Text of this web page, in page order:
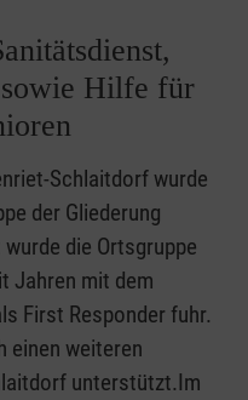
sowie Hilfe für
Schlaitdorf wurde
der Gliederung
die Ortsgruppe
Jahren mit dem
First Responder fuhr.
einen weiteren
unterstützt.Im